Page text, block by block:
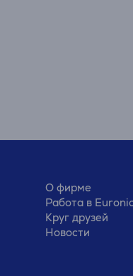
О фирме
Работа в
Круг друзей
Новости